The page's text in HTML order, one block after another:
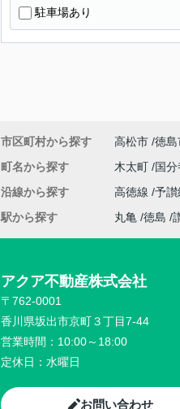
駐車場あり
市区町村から探す 高松市 徳島
町名から探す
木太町 国
沿線から探す
高徳線 予讃
駅から探す
丸亀 徳島
アクア不動産株式会社
〒762-0001
香川県坂出市京町３丁目7-44
営業時間： 10:00～18:00
定休日： 水曜日
お問い合わせ